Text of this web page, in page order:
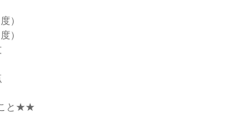
）
）
と★★